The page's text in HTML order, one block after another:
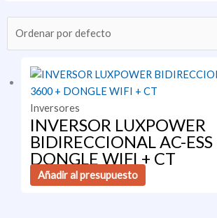
Inversores
INVERSOR LUXPOWER
BIDIRECCIONAL AC-
DONGLE WIFI + CT
Añadir al presupuesto